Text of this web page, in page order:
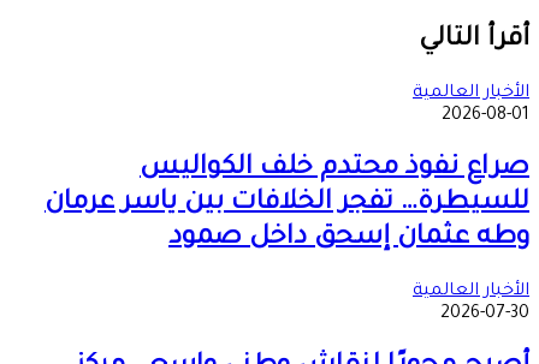
عبر
البريد
أقرأ التالي
الأخبار العالمية
2026-08-01
صراع نفوذ محتدم خلف الكواليس
للسيطرة… تفجر الخلافات بين ياسر عرمان
وطه عثمان إسحق داخل صمود
الأخبار العالمية
2026-07-30